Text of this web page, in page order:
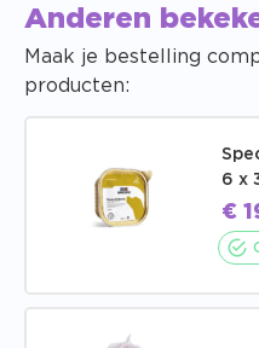
Anderen
Maak je bestelling
producten:
6 x
€